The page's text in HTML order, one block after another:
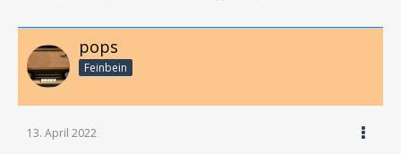
pops
Feinbein
13. April 2022